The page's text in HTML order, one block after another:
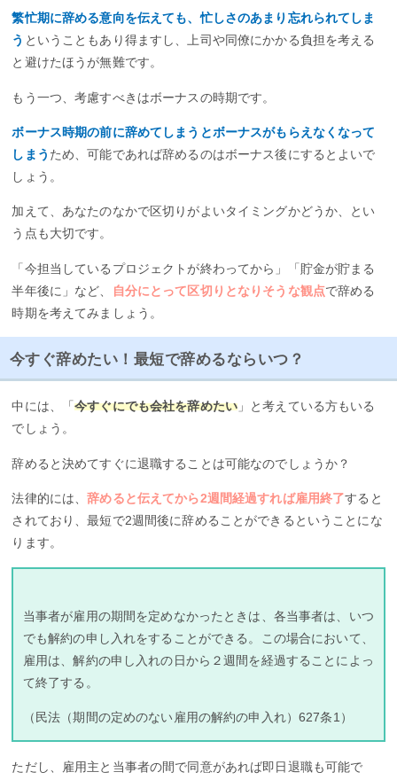
繁忙期に辞める意向を伝えても、忙しさのあまり忘れられてしま
う ということもあり得ますし、上司や同僚にかかる負担を考える
と避けたほうが無難です。
もう一つ、考慮すべきはボーナスの時期です。
ボーナス時期の前に辞めてしまうとボーナスがもらえなくなって
しまう ため、可能であれば辞めるのはボーナス後にするとよいで
しょう。
加えて、あなたのなかで区切りがよいタイミングかどうか、とい
う点も大切です。
「今担当しているプロジェクトが終わってから」「貯金が貯まる
半年後に」など、
自分にとって区切りとなりそうな観点で辞める
時期を考えてみましょう。
今すぐ辞めたい！最短で辞めるならいつ？
中には、「今すぐにでも会社を辞めたい 」と考えている方もいる
でしょう。
辞めると決めてすぐに退職することは可能なのでしょうか？
法律的には、辞めると伝えてから2週間経過すれば雇用終了すると
されており、最短で2週間後に辞めることができるということにな
ります。
当事者が雇用の期間を定めなかったときは、各当事者は、いつ
でも解約の申し入れをすることができる。この場合において、
雇用は、解約の申し入れの日から２週間を経過することによっ
て終了する。
（民法（期間の定めのない雇用の解約の申入れ）627条1）
ただし、雇用主と当事者の間で同意があれば即日退職も可能で